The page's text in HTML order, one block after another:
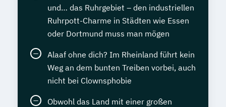
und… das Ruhrgebiet – den industriellen
Ruhrpott-Charme in Städten wie Essen
oder Dortmund muss man mögen
Alaaf ohne dich? Im Rheinland führt kein
Weg an dem bunten Treiben vorbei, auch
nicht bei Clownsphobie
Obwohl das Land mit einer großen